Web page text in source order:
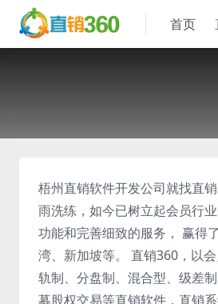
首页
梧州直销软件开发公司就找直
雨洗练，如今已树立起会员行
功能和完善细致的服务， 赢得
湾、新加坡等。 直销360，以
轨制、分盘制、混合型、级差
募股权交易等直销软件，直销